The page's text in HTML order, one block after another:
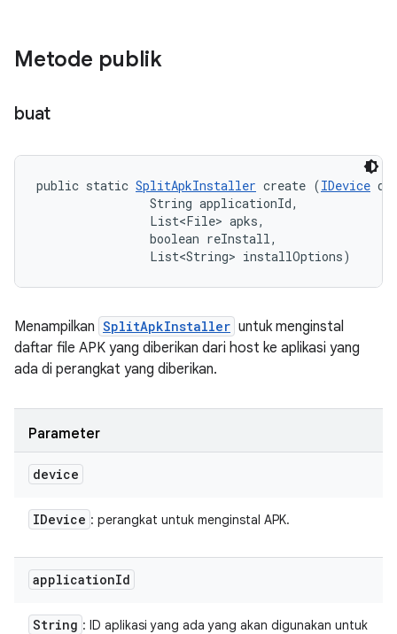
Metode publik
buat
public static SplitApkInstaller create (IDevice
                String applicationId,
                List<File> apks,
                boolean reInstall,
                List<String> installOptions)
Menampilkan SplitApkInstaller untuk menginstal
daftar file APK yang diberikan dari host ke aplikasi yang
ada di perangkat yang diberikan.
Parameter
device
IDevice : perangkat untuk menginstal APK.
applicationId
String : ID aplikasi yang ada yang akan digunakan untuk